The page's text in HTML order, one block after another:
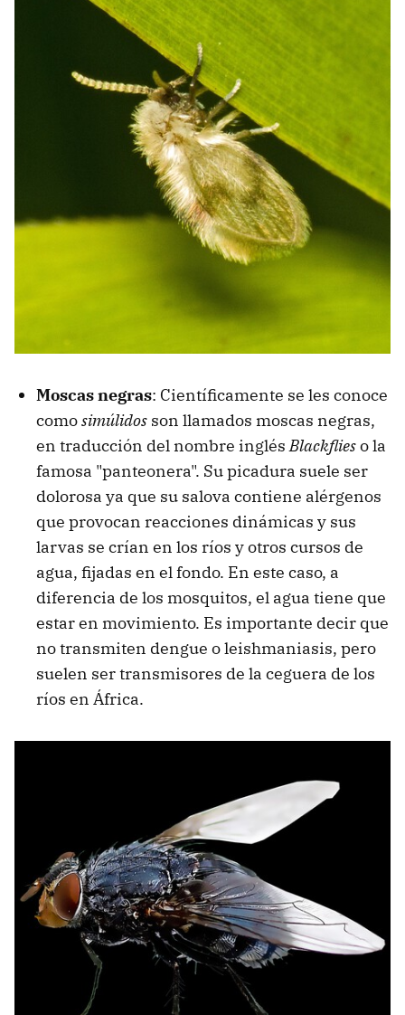
Moscas negras: Científicamente se les conoce
comosimúlidos son llamados moscas negras,
en traducción del nombre inglésBlackflieso la
famosa "panteonera". Su picadura suele ser
dolorosa ya que su salova contiene alérgenos
que provocan reacciones dinámicas y sus
larvas se crían en los ríos y otros cursos de
agua, fijadas en el fondo. En este caso, a
diferencia de los mosquitos, el agua tiene que
estar en movimiento. Es importante decir que
no transmiten dengue o leishmaniasis, pero
suelen ser transmisores de la ceguera de los
ríos en África.